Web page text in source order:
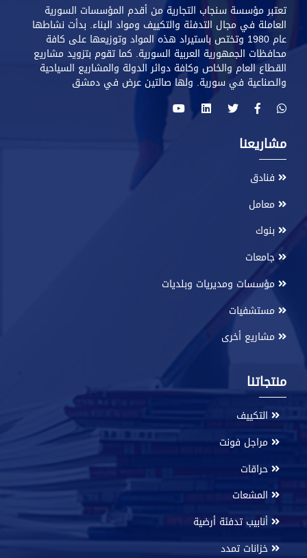
تعتبر مؤسسة سنجاب التجارية من أقدم المؤسسات السورية
العاملة في مجال التدفئة والتكييف ومواد البناء. بدأت نشاطها
عام 1980 وتختص باستيراد هذه المواد وتوزيعها على كافة
محافظات الجمهورية العربية السورية. كما تقوم بتزويد مشاريع
القطاع العام والخاص وكافة دوائر الدولة والمشاريع السياحية
والصناعية في سورية. ولها صالتين عرض في دمشق
مشاريعنا
فنادق
معامل
بنوك
جامعات
مؤسسات ومديريات وبلديات
مستشفيات
مشاريع أخرى
منتجاتنا
التكييف
مراجل فونت
حراقات
المشعات
أنابيب تدفئة أرضية
خزانات تمدد